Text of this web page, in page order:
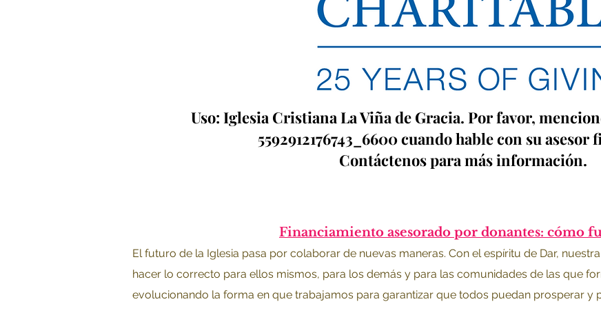
Uso: Iglesia Cristiana La Viña de Gracia. Por favor,
5592912176743_6600 cuando hable con su asesor
Contáctenos para más información.
Financiamiento asesorado por donantes: cómo
El futuro de la Iglesia pasa por colaborar de nuevas maneras. Con el espíritu de Dar,
hacer lo correcto para ellos mismos, para los demás y para las comunidades de las que
evolucionando la forma en que trabajamos para garantizar que todos puedan prosperar y